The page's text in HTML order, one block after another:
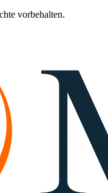
vorbehalten.